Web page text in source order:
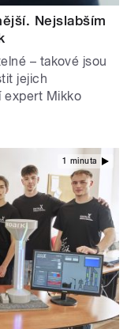
Nejslabším
– takové jsou
jejich
expert Mikko
1 minuta